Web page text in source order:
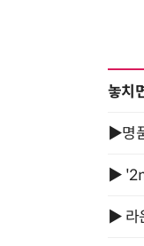
놓치
▶명
▶
▶ 라